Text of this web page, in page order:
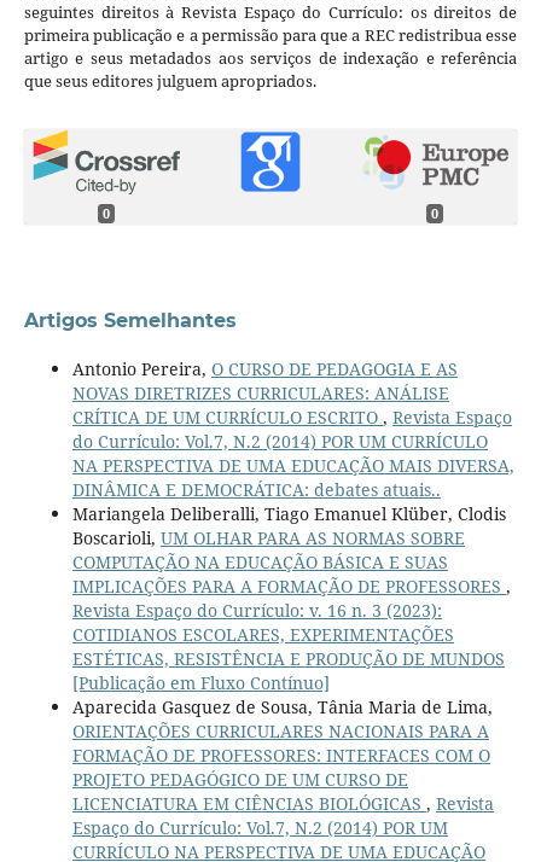
seguintes direitos à Revista Espaço do Currículo: os direitos de
primeira publicação e a permissão para que a REC redistribua esse
artigo e seus metadados aos serviços de indexação e referência
que seus editores julguem apropriados.
0 0
Artigos Semelhantes
Antonio Pereira, O CURSO DE PEDAGOGIA E AS
NOVAS DIRETRIZES CURRICULARES: ANÁLISE
CRÍTICA DE UM CURRÍCULO ESCRITO , Revista Espaço
do Currículo: Vol.7, N.2 (2014) POR UM CURRÍCULO
NA PERSPECTIVA DE UMA EDUCAÇÃO MAIS DIVERSA,
DINÂMICA E DEMOCRÁTICA: debates atuais..
Mariangela Deliberalli, Tiago Emanuel Klüber, Clodis
Boscarioli, UM OLHAR PARA AS NORMAS SOBRE
COMPUTAÇÃO NA EDUCAÇÃO BÁSICA E SUAS
IMPLICAÇÕES PARA A FORMAÇÃO DE PROFESSORES ,
Revista Espaço do Currículo: v. 16 n. 3 (2023):
COTIDIANOS ESCOLARES, EXPERIMENTAÇÕES
ESTÉTICAS, RESISTÊNCIA E PRODUÇÃO DE MUNDOS
[Publicação em Fluxo Contínuo]
Aparecida Gasquez de Sousa, Tânia Maria de Lima,
ORIENTAÇÕES CURRICULARES NACIONAIS PARA A
FORMAÇÃO DE PROFESSORES: INTERFACES COM O
PROJETO PEDAGÓGICO DE UM CURSO DE
LICENCIATURA EM CIÊNCIAS BIOLÓGICAS , Revista
Espaço do Currículo: Vol.7, N.2 (2014) POR UM
CURRÍCULO NA PERSPECTIVA DE UMA EDUCAÇÃO